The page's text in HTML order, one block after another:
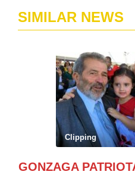
SIMILAR NEWS
Clipping